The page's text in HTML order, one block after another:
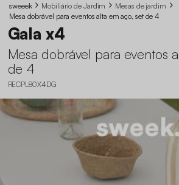
sweeek Mobiliário de Jardim
Mesas de jardim
Mesa dobrável para eventos alta em aço, set de 4
Gala x4
Mesa dobrável para eventos
de 4
RECPL80X4DG